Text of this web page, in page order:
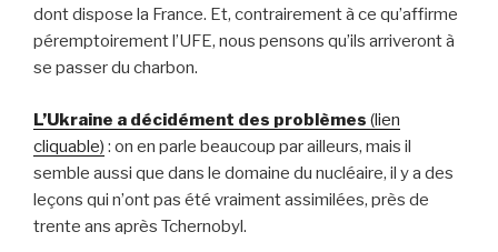
dont dispose la France. Et, contrairement à ce qu’affirme
péremptoirement l’UFE, nous pensons qu’ils arriveront à
se passer du charbon.
L’Ukraine a décidément des problèmes (lien
cliquable) : on en parle beaucoup par ailleurs, mais il
semble aussi que dans le domaine du nucléaire, il y a des
leçons qui n’ont pas été vraiment assimilées, près de
trente ans après Tchernobyl.